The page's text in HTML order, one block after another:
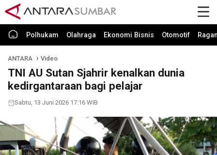
Polhukam Olahraga Ekonomi Bisnis Otomotif
ANTARA Video
TNI AU Sutan Sjahrir kenalkan dunia
kedirgantaraan bagi pelajar
Sabtu, 13 Juni 2026 17:16 WIB